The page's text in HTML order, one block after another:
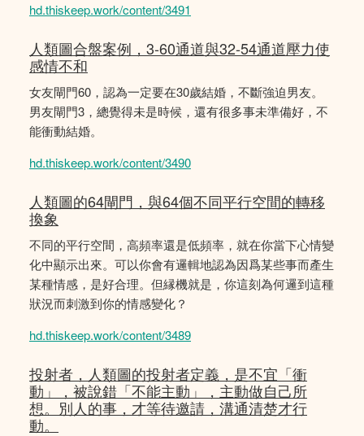
hd.thiskeep.work/content/3491
人類圖合盤案例，3-60通道與32-54通道壓力使
感情不和
女友閘門60，認為一定要在30歲結婚，不斷強迫男友。
男友閘門3，總覺得未是時候，還有很多事未準備好，不
能衝動結婚。
hd.thiskeep.work/content/3490
人類圖的64閘門，與64個不同平行空間的轉移
換象
不同的平行空間，高頻率還是低頻率，就在你當下心情變
化中顯示出來。可以你會有邏輯地認為因爲某些事而產生
某種情感，是好合理。但縁機就是，你這刻為何邏到這種
狀況而刺激到你的情感變化？
hd.thiskeep.work/content/3489
投射者，人類圖的投射者定義，是不宜「衝
動」，被說錯「不能主動」，主動做自己所
想。別人的事，才等待邀請，溝通清楚才行
動。